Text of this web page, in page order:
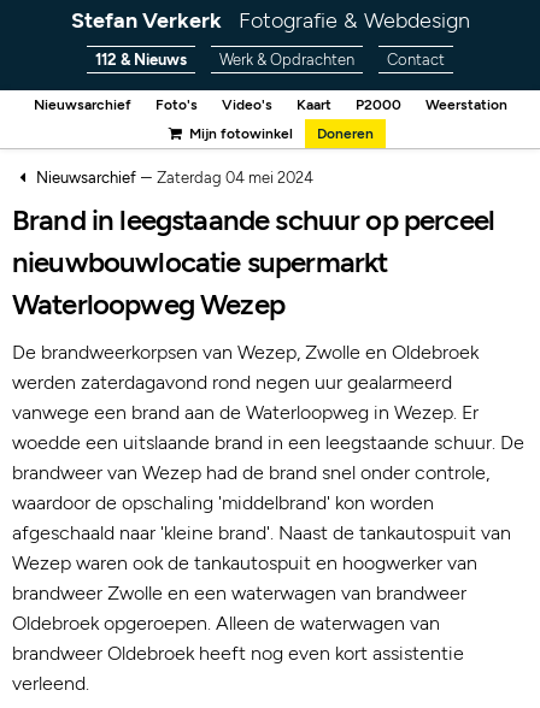
Stefan Verkerk Fotografie & Webdesign
112 & Nieuws Werk & Opdrachten Contact
Nieuwsarchief Foto's Video's Kaart P2000
Weerstation
Mijn fotowinkel
Doneren
Nieuwsarchief– Zaterdag 04 mei 2024
Brand in leegstaande schuur op perceel
nieuwbouwlocatie supermarkt
Waterloopweg Wezep
De brandweerkorpsen van Wezep, Zwolle en Oldebroek
werden zaterdagavond rond negen uur gealarmeerd
vanwege een brand aan de Waterloopweg in Wezep. Er
woedde een uitslaande brand in een leegstaande schuur. De
brandweer van Wezep had de brand snel onder controle,
waardoor de opschaling 'middelbrand' kon worden
afgeschaald naar 'kleine brand'. Naast de tankautospuit van
Wezep waren ook de tankautospuit en hoogwerker van
brandweer Zwolle en een waterwagen van brandweer
Oldebroek opgeroepen. Alleen de waterwagen van
brandweer Oldebroek heeft nog even kort assistentie
verleend.